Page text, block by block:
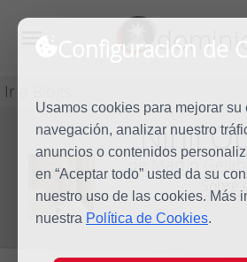
Configuración de
Usamos cookies para mejorar
navegación, analizar nuestro
anuncios o contenidos
en “Aceptar todo” usted da su
nuestro uso de las cookies. Más
nuestra Política de Cookies.
Ir a Blogs
BlogNihil
de Martín
Sobre